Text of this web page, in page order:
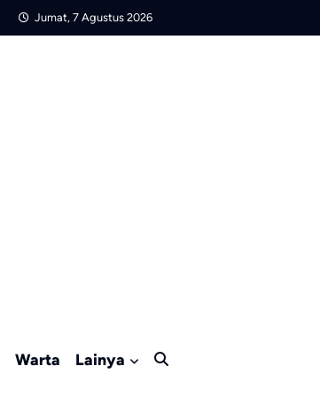
Jumat, 7 Agustus 2026
Warta Lainya